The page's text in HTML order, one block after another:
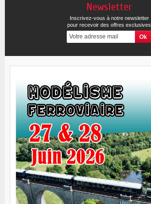
Newsletter
Inscrivez-vous à notre newsletter
pour recevoir des offres exclusives